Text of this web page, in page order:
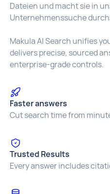
Dateien und macht sie in
Unternehmenssuche
Makula AI Search unifies
delivers precise, sourced
enterprise‑grade controls.
Faster answers
Cut search time from
Trusted Results
Every answer includes